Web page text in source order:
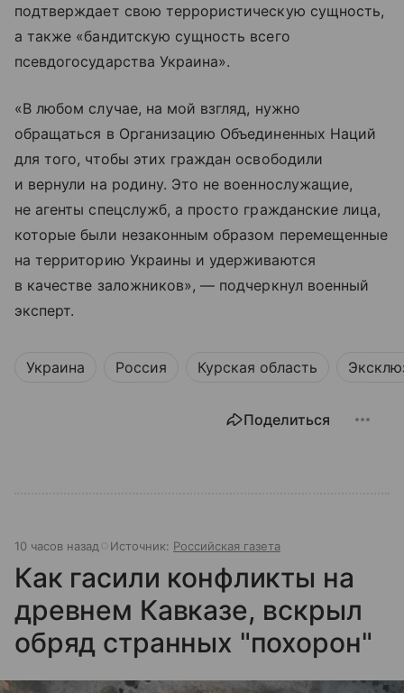
подтверждает свою террористическую сущность,
а также «бандитскую сущность всего
псевдогосударства Украина».
«В любом случае, на мой взгляд, нужно
обращаться в Организацию Объединенных Наций
для того, чтобы этих граждан освободили
и вернули на родину. Это не военнослужащие,
не агенты спецслужб, а просто гражданские лица,
которые были незаконным образом перемещенные
на территорию Украины и удерживаются
в качестве заложников», — подчеркнул военный
эксперт.
Украина Россия Курская область
Поделиться
10 часов назад Источник: Российская газета
Как гасили конфликты на
древнем Кавказе, вскрыл
обряд странных "похорон"